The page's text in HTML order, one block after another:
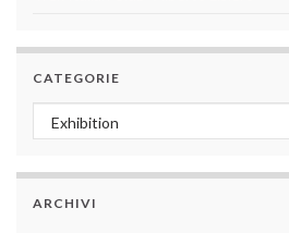
CATEGORIE
Categorie
ARCHIVI